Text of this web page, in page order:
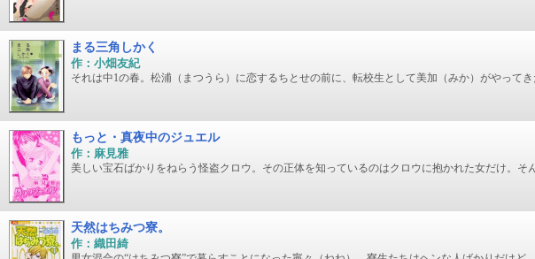
まる三角しかく
作：小畑友紀
それは中1の春。松浦（まつうら）に恋するちとせの前に、転校生として美加（みか）がやっ
もっと・真夜中のジュエル
作：麻見雅
美しい宝石ばかりをねらう怪盗クロウ。その正体を知っているのはクロウに抱かれた女だけ。
天然はちみつ寮。
作：織田綺